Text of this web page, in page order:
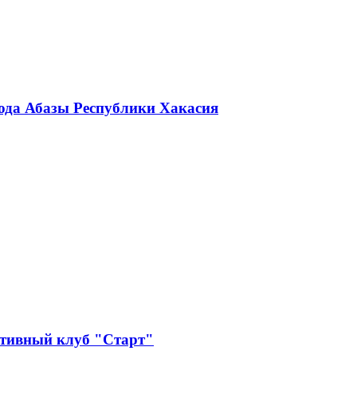
Абазы Республики Хакасия
клуб "Старт"